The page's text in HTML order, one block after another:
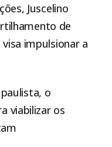
Juscelino
de
impulsionar a
o
viabilizar os